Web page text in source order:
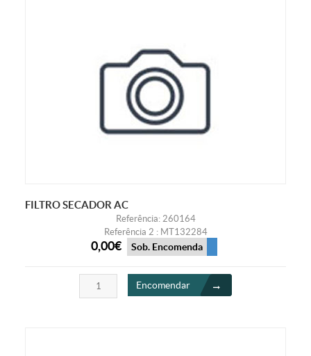
FILTRO SECADOR AC
Referência: 260164
Referência 2 : MT132284
0,00€ Sob. Encomenda
Encomendar